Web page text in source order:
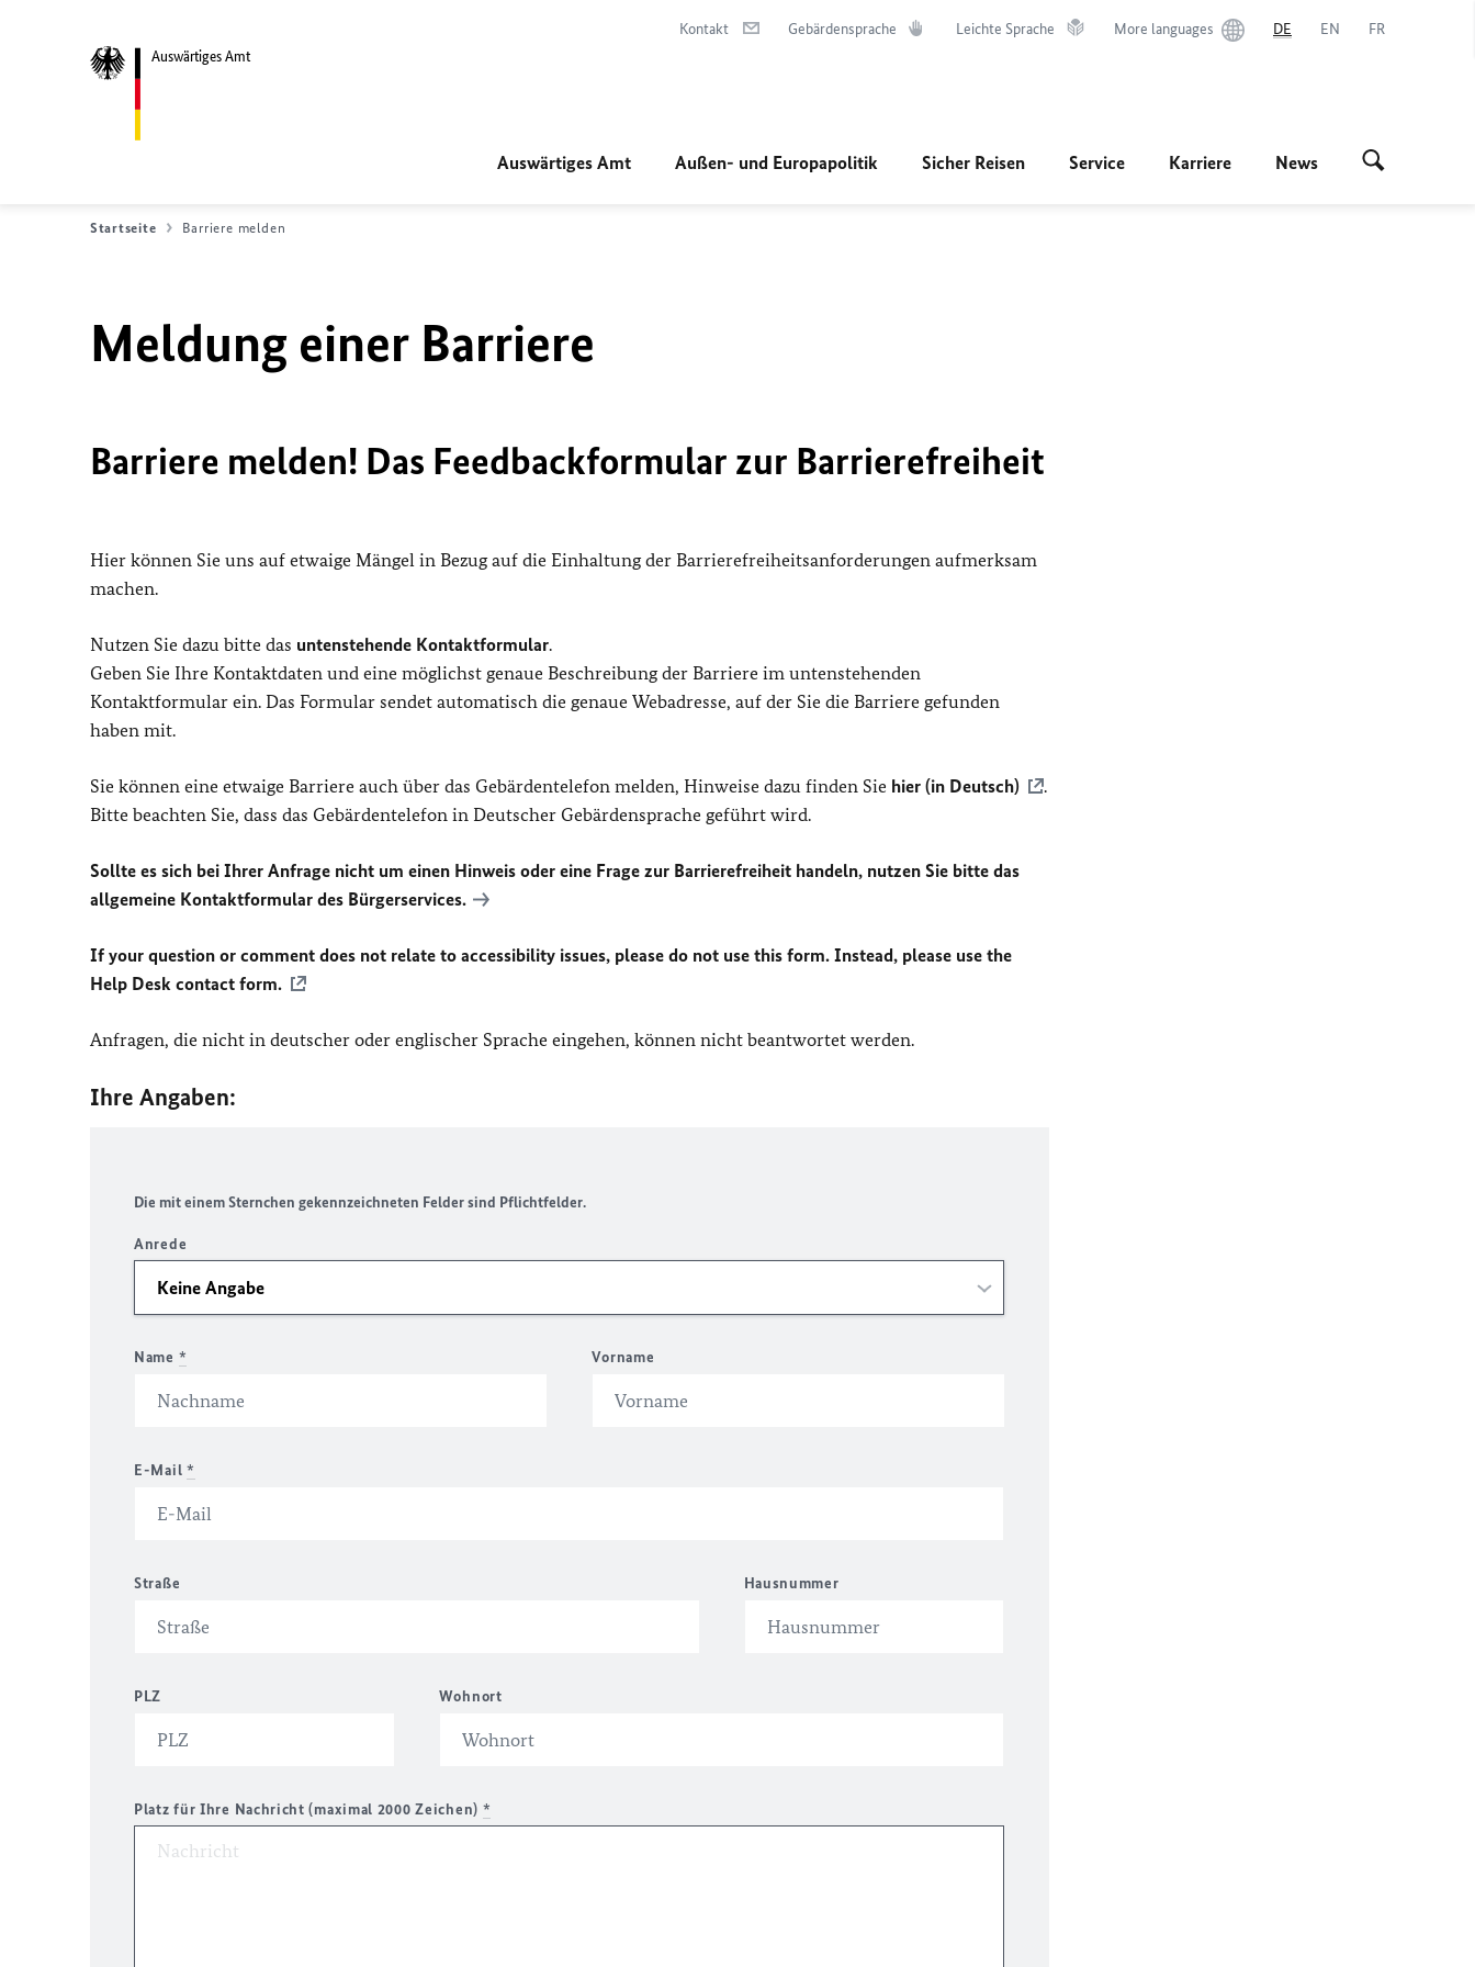
Auswärtiges Amt
Kontakt Gebärdensprache Leichte Sprache More languages DE EN FR
Auswärtiges Amt Außen- und Europapolitik Sicher Reisen Service Karriere News
Startseite Barriere melden
Meldung einer Barriere
Barriere melden! Das Feedbackformular zur Barrierefreiheit
Hier können Sie uns auf etwaige Mängel in Bezug auf die Einhaltung der Barrierefreiheitsanforderungen aufmerksam
machen.
Nutzen Sie dazu bitte das untenstehende Kontaktformular.
Geben Sie Ihre Kontaktdaten und eine möglichst genaue Beschreibung der Barriere im untenstehenden
Kontaktformular ein. Das Formular sendet automatisch die genaue Webadresse, auf der Sie die Barriere gefunden
haben mit.
Sie können eine etwaige Barriere auch über das Gebärdentelefon melden, Hinweise dazu finden Sie hier (in Deutsch)
.
Bitte beachten Sie, dass das Gebärdentelefon in Deutscher Gebärdensprache geführt wird.
Sollte es sich bei Ihrer Anfrage nicht um einen Hinweis oder eine Frage zur Barrierefreiheit handeln, nutzen Sie bitte das
allgemeine Kontaktformular des Bürgerservices.
If your question or comment does not relate to accessibility issues, please do not use this form. Instead, please use the
Help Desk contact form.
Anfragen, die nicht in deutscher oder englischer Sprache eingehen, können nicht beantwortet werden.
Ihre Angaben:
Die mit einem Sternchen gekennzeichneten Felder sind Pflichtfelder.
Anrede
Name * Vorname
E-Mail *
Straße Hausnummer
PLZ Wohnort
Platz für Ihre Nachricht (maximal 2000 Zeichen) *